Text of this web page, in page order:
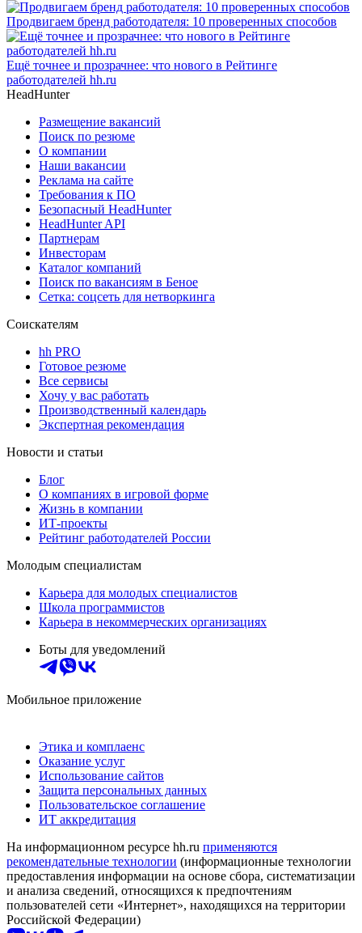
Продвигаем бренд работодателя: 10 проверенных способов
Ещё точнее и прозрачнее: что нового в Рейтинге
работодателей hh.ru
HeadHunter
Размещение вакансий
Поиск по резюме
О компании
Наши вакансии
Реклама на сайте
Требования к ПО
Безопасный HeadHunter
HeadHunter API
Партнерам
Инвесторам
Каталог компаний
Поиск по вакансиям в Беное
Сетка: соцсеть для нетворкинга
Соискателям
hh PRO
Готовое резюме
Все сервисы
Хочу у вас работать
Производственный календарь
Экспертная рекомендация
Новости и статьи
Блог
О компаниях в игровой форме
Жизнь в компании
ИТ-проекты
Рейтинг работодателей России
Молодым специалистам
Карьера для молодых специалистов
Школа программистов
Карьера в некоммерческих организациях
Боты для уведомлений
Мобильное приложение
Этика и комплаенс
Оказание услуг
Использование сайтов
Защита персональных данных
Пользовательское соглашение
ИТ аккредитация
На информационном ресурсе hh.ru применяются
рекомендательные технологии (информационные технологии
предоставления информации на основе сбора, систематизации
и анализа сведений, относящихся к предпочтениям
пользователей сети «Интернет», находящихся на территории
Российской Федерации)